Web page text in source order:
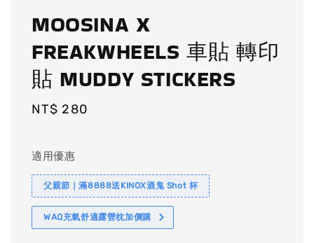
MOOSINA X
FREAKWHEELS 車貼 轉印
貼 MUDDY STICKERS
Regular
NT$ 280
適用優惠
父親節｜滿8888送KINOX酒鬼 Shot 杯
WAQ充氣舒適露營枕加價購